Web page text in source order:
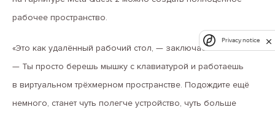
рабочее пространство.
«Это как удалённый рабочий стол, — заключает он.
— Ты просто берешь мышку с клавиатурой и работаешь
в виртуальном трёхмерном пространстве. Подождите ещё
немного, станет чуть полегче устройство, чуть больше
Privacy notice